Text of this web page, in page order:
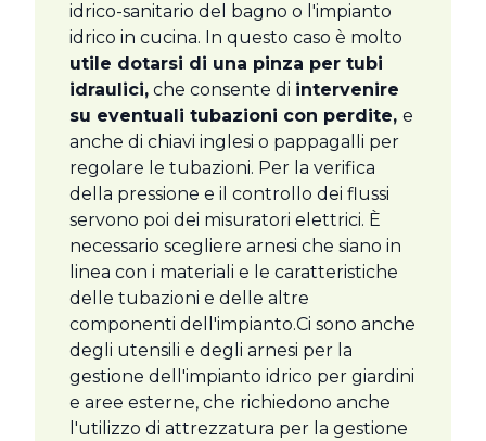
idrico-sanitario del bagno o l'impianto
idrico in cucina. In questo caso è molto
utile dotarsi di una pinza per tubi
idraulici, che consente di intervenire
su eventuali tubazioni con perdite, e
anche di chiavi inglesi o pappagalli per
regolare le tubazioni. Per la verifica
della pressione e il controllo dei flussi
servono poi dei misuratori elettrici. È
necessario scegliere arnesi che siano in
linea con i materiali e le caratteristiche
delle tubazioni e delle altre
componenti dell'impianto.Ci sono anche
degli utensili e degli arnesi per la
gestione dell'impianto idrico per giardini
e aree esterne, che richiedono anche
l'utilizzo di attrezzatura per la gestione